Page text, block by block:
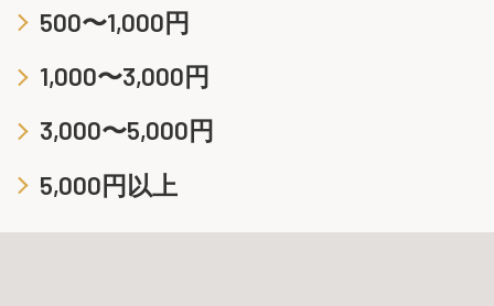
500〜1,000円
1,000〜3,000円
3,000〜5,000円
5,000円以上